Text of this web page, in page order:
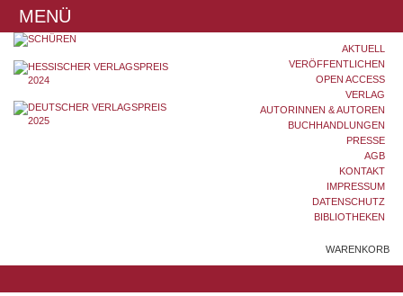
MENÜ
AKTUELL
VERÖFFENTLICHEN
OPEN ACCESS
VERLAG
AUTORINNEN & AUTOREN
BUCHHANDLUNGEN
PRESSE
AGB
KONTAKT
IMPRESSUM
DATENSCHUTZ
BIBLIOTHEKEN
WARENKORB